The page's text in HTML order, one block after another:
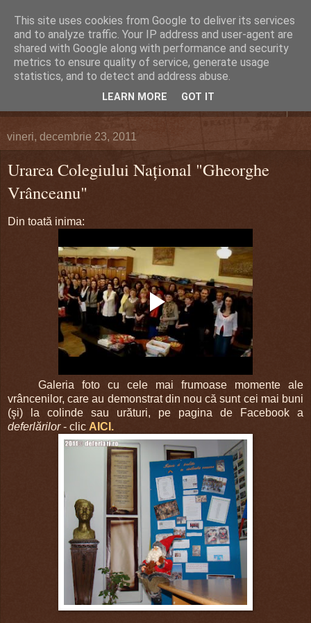
DEFERLĂRI
Despre şi pentru Bacău. Totul la obiect.
vineri, decembrie 23, 2011
Urarea Colegiului Naţional "Gheorghe
Vrânceanu"
Din toată inima:
Galeria foto cu cele mai frumoase momente ale
vrâncenilor, care au demonstrat din nou că sunt cei mai buni
(şi) la colinde sau urături, pe pagina de Facebook a
deferlărilor- clic AICI.
This site uses cookies from Google to deliver its services
and to analyze traffic. Your IP address and user-agent are
shared with Google along with performance and security
metrics to ensure quality of service, generate usage
statistics, and to detect and address abuse.
LEARN MORE GOT IT